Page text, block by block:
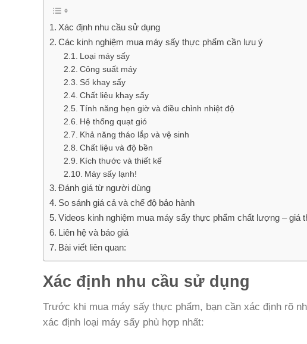
Xác định nhu cầu sử dụng
Các kinh nghiệm mua máy sấy thực phẩm cần lưu ý
Loại máy sấy
Công suất máy
Số khay sấy
Chất liệu khay sấy
Tính năng hẹn giờ và điều chỉnh nhiệt độ
Hệ thống quạt gió
Khả năng tháo lắp và vệ sinh
Chất liệu và độ bền
Kích thước và thiết kế
Máy sấy lạnh!
Đánh giá từ người dùng
So sánh giá cả và chế độ bảo hành
Videos kinh nghiệm mua máy sấy thực phẩm chất lượng – giá
Liên hệ và báo giá
Bài viết liên quan:
Xác định nhu cầu sử dụng
Trước khi mua máy sấy thực phẩm, bạn cần xác định rõ
xác định loại máy sấy phù hợp nhất: